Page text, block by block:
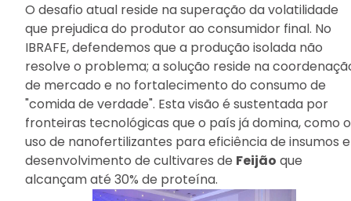
O desafio atual reside na superação da volatilidade
que prejudica do produtor ao consumidor final. No
IBRAFE, defendemos que a produção isolada não
resolve o problema; a solução reside na
de mercado e no fortalecimento do consumo de
"comida de verdade". Esta visão é sustentada por
fronteiras tecnológicas que o país já domina, como o
uso de nanofertilizantes para eficiência de insumos
desenvolvimento de cultivares de Feijão que
alcançam até 30% de proteína.